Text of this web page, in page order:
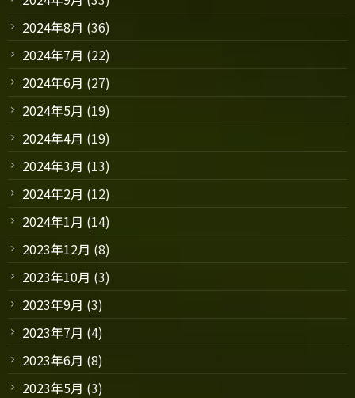
2024年8月 (36)
2024年7月 (22)
2024年6月 (27)
2024年5月 (19)
2024年4月 (19)
2024年3月 (13)
2024年2月 (12)
2024年1月 (14)
2023年12月 (8)
2023年10月 (3)
2023年9月 (3)
2023年7月 (4)
2023年6月 (8)
2023年5月 (3)